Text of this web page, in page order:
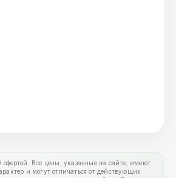
офертой. Все цены, указанные на сайте, имеют
и могут отличаться от действующих.